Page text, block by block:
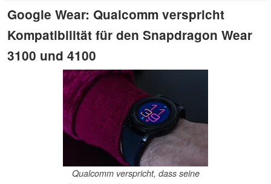
Google Wear: Qualcomm verspricht
Kompatibilität für den Snapdragon Wear
3100 und 4100
Qualcomm verspricht, dass seine